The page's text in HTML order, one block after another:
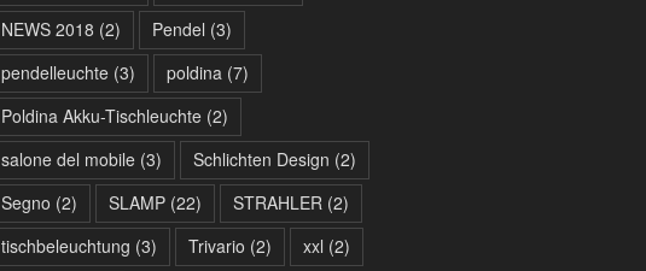
NEWS 2018 (2) Pendel (3)
pendelleuchte(3) poldina(7)
Poldina Akku-Tischleuchte(2)
salone del mobile(3) Schlichten Design (2)
Segno (2) SLAMP(22) STRAHLER(2)
tischbeleuchtung (3) Trivario (2) xxl (2)